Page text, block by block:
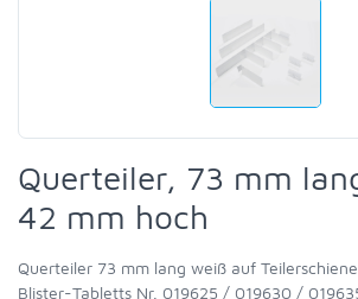
Querteiler, 73 mm
42 mm hoch
Querteiler 73 mm lang weiß auf
Blister-Tabletts Nr. 019625 / 019630 /